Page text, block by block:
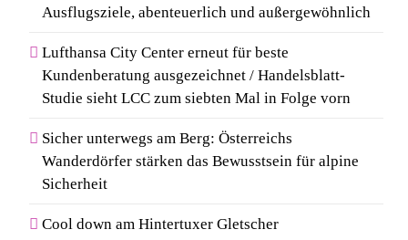
Rezertifizierung bestätigt
Qualitätsstandard: Gastein
erneut mit Österreichischem
Wandergütesiegel ausgezeichnet
Kosmetik und Düfte online
kaufen: Die beliebtesten Shops
8
Ausflugsziele, abenteuerlich und außergewöhnlich
Lufthansa City Center erneut für beste
Kundenberatung ausgezeichnet / Handelsblatt-
Studie sieht LCC zum siebten Mal in Folge vorn
Sicher unterwegs am Berg: Österreichs
Wanderdörfer stärken das Bewusstsein für alpine
Sicherheit
Cool down am Hintertuxer Gletscher